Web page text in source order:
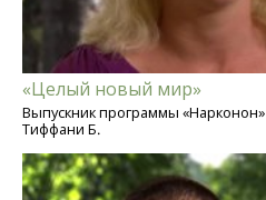
«Целый новый мир»
Выпускник программы «Нарконон»
Тиффани Б.